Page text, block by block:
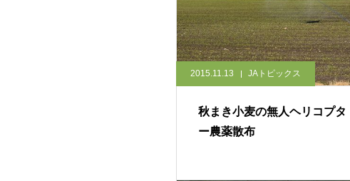
2015.11.13 JAトピックス
秋まき小麦の無人ヘリコプタ
ー農薬散布